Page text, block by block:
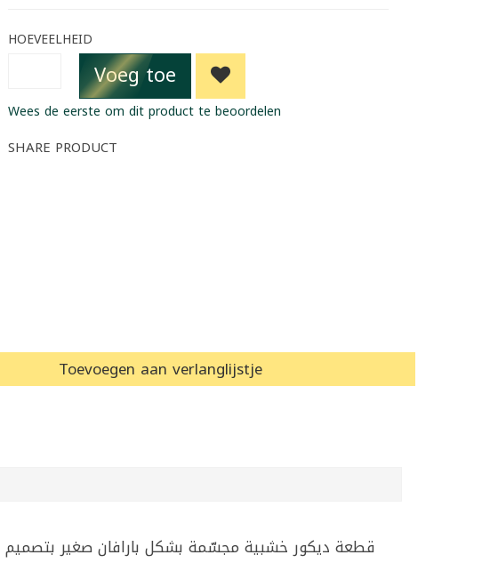
HOEVEELHEID
Voeg toe
Wees de eerste om dit product te beoordelen
SHARE PRODUCT
Toevoegen aan verlanglijstje
قطعة ديكور خشبية مجسّمة بشكل بارافان صغير